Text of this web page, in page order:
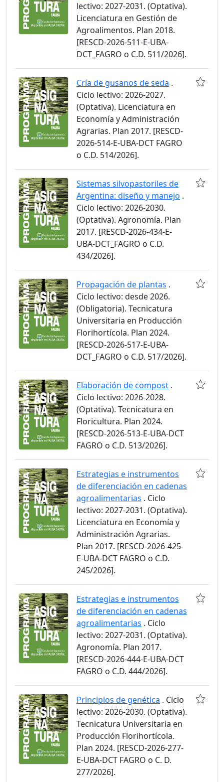
lectivo: 2027-2031. (Optativa).
Licenciatura en Gestión de
Agroalimentos. Plan 2018.
[RESCD-2026-511-E-UBA-
DCT_FAGRO o C.D. 511/2026].
Cría de gusanos de seda .
Ciclo lectivo: 2026-2027.
(Optativa). Licenciatura en
Economía y Administración
Agrarias. Plan 2017. [RESCD-
2026-514-E-UBA-DCT FAGRO
o C.D. 514/2026].
Sistemas silvopastoriles de
Argentina: diseño y manejo .
Ciclo lectivo: 2026-2030.
(Optativa). Agronomía. Plan
2017. [RESCD-2026-434-E-
UBA-DCT_FAGRO o C.D.
434/2026].
Propagación de plantas .
Ciclo lectivo: desde 2026.
(Obligatoria). Tecnicatura
Universitaria en Producción
Florihortícola. Plan 2024.
[RESCD-2026-517-E-UBA-
DCT_FAGRO o C.D. 517/2026].
Elaboración de compost .
Ciclo lectivo: 2026-2028.
(Optativa). Tecnicatura en
Floricultura. Plan 2024.
[RESCD-2026-513-E-UBA-DCT
FAGRO o C.D. 513/2026].
Estrategias e instrumentos
de diferenciación en cadenas
agroalimentarias . Ciclo
lectivo: 2027-2031. (Optativa).
Licenciatura en Economía y
Administración Agrarias.
Plan 2017. [RESCD-2026-425-
E-UBA-DCT FAGRO o C.D.
245/2026].
Estrategias e instrumentos
de diferenciación en cadenas
agroalimentarias . Ciclo
lectivo: 2027-2031. (Optativa).
Agronomía. Plan 2017.
[RESCD-2026-444-E-UBA-DCT
FAGRO o C.D. 444/2026].
Principios de genética . Ciclo
lectivo: 2026-2030. (Optativa).
Tecnicatura Universitaria en
Producción Florihortícola.
Plan 2024. [RESCD-2026-277-
E-UBA-DCT FAGRO o C. D.
277/2026].